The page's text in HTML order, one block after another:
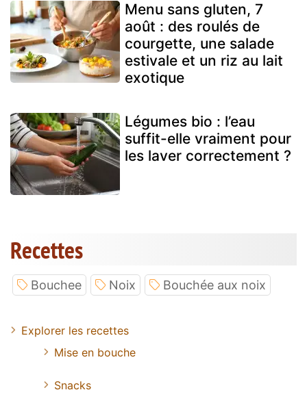
Menu sans gluten, 7
août : des roulés de
courgette, une salade
estivale et un riz au lait
exotique
Légumes bio : l’eau
suffit-elle vraiment pour
les laver correctement ?
Recettes
Bouchee Noix Bouchée aux noix
Explorer les recettes
Mise en bouche
Snacks